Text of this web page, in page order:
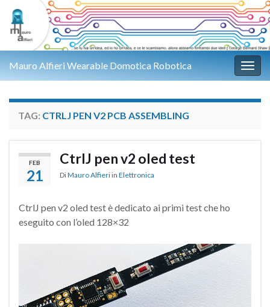
Mauro Alfieri Wearable Domotica Robotica
TAG: CTRLJ PEN V2 PCB ASSEMBLING
FEB
21
CtrlJ pen v2 oled test
DiMauro Alfieri in Elettronica
CtrlJ pen v2 oled test è dedicato ai primi test che ho
eseguito con l’oled 128×32